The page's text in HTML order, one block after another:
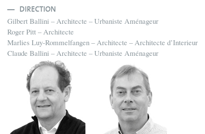
DIRECTION
Gilbert Ballini – Architecte – Urbaniste Aménageur
Roger Pitt – Architecte
Marlies Luy-Rommelfangen – Architecte – Architecte d’Interieur
Claude Ballini – Architecte – Urbaniste Aménageur